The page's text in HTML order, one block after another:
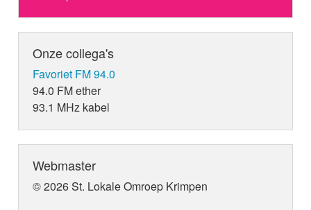
Onze collega's
Favoriet FM 94.0
94.0 FM ether
93.1 MHz kabel
Webmaster
© 2026 St. Lokale Omroep Krimpen